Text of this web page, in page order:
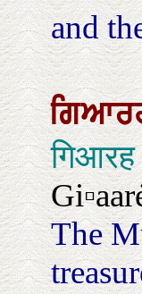
and
गिआरह
The